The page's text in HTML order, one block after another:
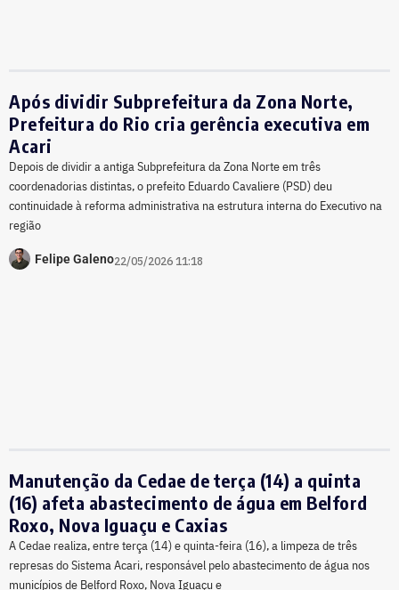
Após dividir Subprefeitura da Zona Norte,
Prefeitura do Rio cria gerência executiva em
Acari
Depois de dividir a antiga Subprefeitura da Zona Norte em três
coordenadorias distintas, o prefeito Eduardo Cavaliere (PSD) deu
continuidade à reforma administrativa na estrutura interna do Executivo na
região
Felipe Galeno22/05/2026 11:18
Manutenção da Cedae de terça (14) a quinta
(16) afeta abastecimento de água em Belford
Roxo, Nova Iguaçu e Caxias
A Cedae realiza, entre terça (14) e quinta-feira (16), a limpeza de três
represas do Sistema Acari, responsável pelo abastecimento de água nos
municípios de Belford Roxo, Nova Iguaçu e